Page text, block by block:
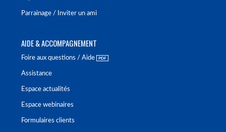
Parrainage / Inviter un ami
AIDE & ACCOMPAGNEMENT
Foire aux questions / Aide
Assistance
Espace actualités
Espace webinaires
Formulaires clients